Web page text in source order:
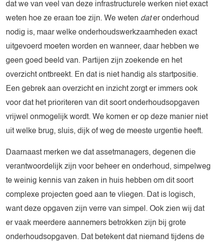
dat we van veel van deze infrastructurele werken niet exact
weten hoe ze eraan toe zijn. We weten dater onderhoud
nodig is, maar welke onderhoudswerkzaamheden exact
uitgevoerd moeten worden en wanneer, daar hebben we
geen goed beeld van. Partijen zijn zoekende en het
overzicht ontbreekt. En dat is niet handig als startpositie.
Een gebrek aan overzicht en inzicht zorgt er immers ook
voor dat het prioriteren van dit soort onderhoudsopgaven
vrijwel onmogelijk wordt. We komen er op deze manier niet
uit welke brug, sluis, dijk of weg de meeste urgentie heeft.
Daarnaast merken we dat assetmanagers, degenen die
verantwoordelijk zijn voor beheer en onderhoud, simpelweg
te weinig kennis van zaken in huis hebben om dit soort
complexe projecten goed aan te vliegen. Dat is logisch,
want deze opgaven zijn verre van simpel. Ook zien wij dat
er vaak meerdere aannemers betrokken zijn bij grote
onderhoudsopgaven. Dat betekent dat niemand tijdens de